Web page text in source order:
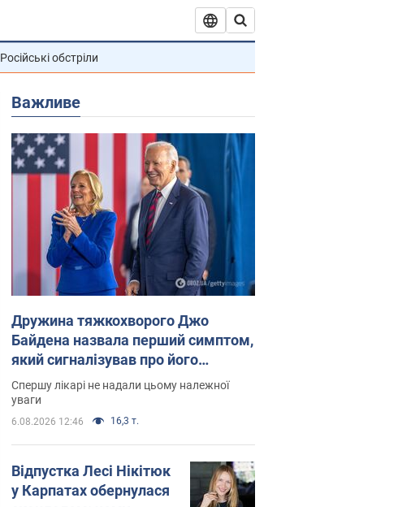
Російські обстріли
Важливе
Дружина тяжкохворого Джо
Байдена назвала перший симптом,
який сигналізував про його
"агресивний" рак
Спершу лікарі не надали цьому належної
уваги
6.08.2026 12:46 16,3 т.
Відпустка Лесі Нікітюк
у Карпатах обернулася